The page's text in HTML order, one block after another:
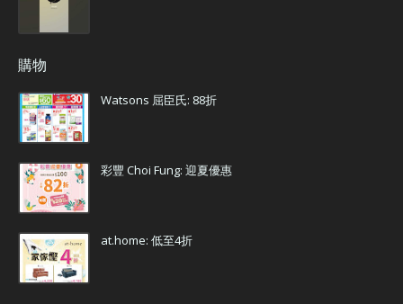
購物
Watsons 屈臣氏: 88折
彩豐 Choi Fung: 迎夏優惠
at.home: 低至4折